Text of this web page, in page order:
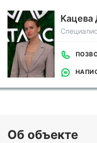
Кацева
Об объекте